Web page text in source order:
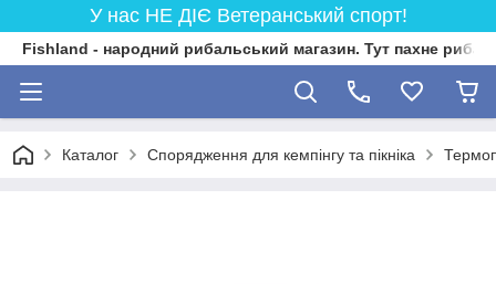
У нас НЕ ДІЄ Ветеранський спорт!
Fishland - народний рибальський магазин. Тут пахне
Каталог Спорядження для кемпінгу та пікніка